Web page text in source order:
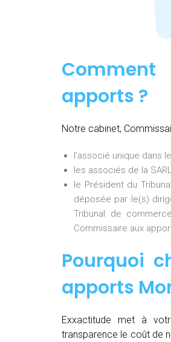
apports ?
Notre cabinet,
l’associé unique dans
les associés de la
le Président du
déposée par le(s)
Tribunal de
Commissaire aux
Pourquoi
apports
Exxactitude met à
transparence le coût de